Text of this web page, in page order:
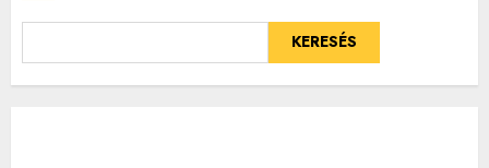
KERESÉS